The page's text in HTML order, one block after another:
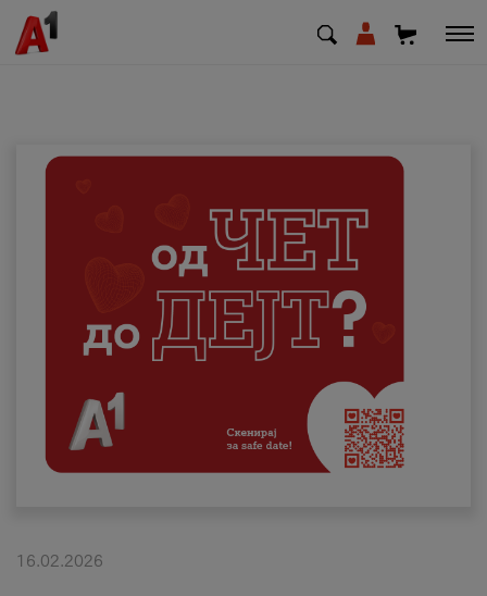
Деловни
Поддршка
Надополни кредит
Плати сметка
#ПодобарОнлајн
16.02.2026